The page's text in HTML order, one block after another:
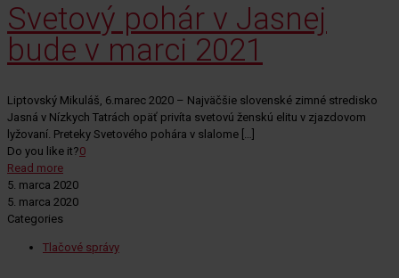
Svetový pohár v Jasnej
bude v marci 2021
Liptovský Mikuláš, 6.marec 2020 – Najväčšie slovenské zimné stredisko
Jasná v Nízkych Tatrách opäť privíta svetovú ženskú elitu v zjazdovom
lyžovaní. Preteky Svetového pohára v slalome […]
Do you like it?0
Read more
5. marca 2020
5. marca 2020
Categories
Tlačové správy